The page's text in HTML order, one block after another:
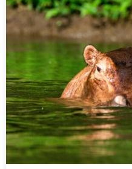
naturelles les
reculées de
également
aires protégées
sanctuaire
biodiversité
caractérisés
d’acacias, des